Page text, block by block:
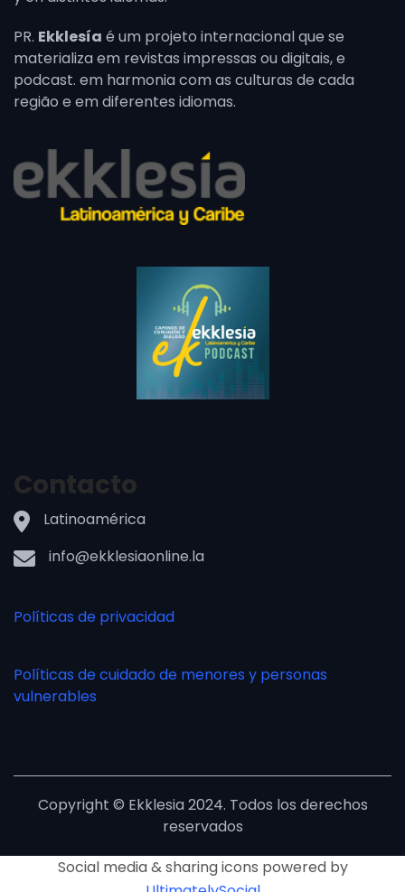
PR. Ekklesía é um projeto internacional que se
materializa em revistas impressas ou digitais, e
podcast. em harmonia com as culturas de cada
região e em diferentes idiomas.
Contacto
Latinoamérica
info@ekklesiaonline.la
Políticas de privacidad
Políticas de cuidado de menores y personas
vulnerables
Copyright © Ekklesia 2024. Todos los derechos
reservados
Social media & sharing icons powered by